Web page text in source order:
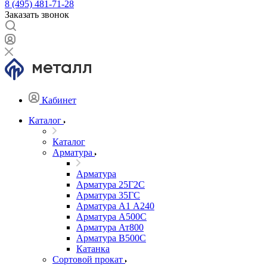
8 (495) 481-71-28
Заказать звонок
Кабинет
Каталог
Каталог
Арматура
Арматура
Арматура 25Г2С
Арматура 35ГС
Арматура А1 А240
Арматура А500С
Арматура Ат800
Арматура В500С
Катанка
Сортовой прокат